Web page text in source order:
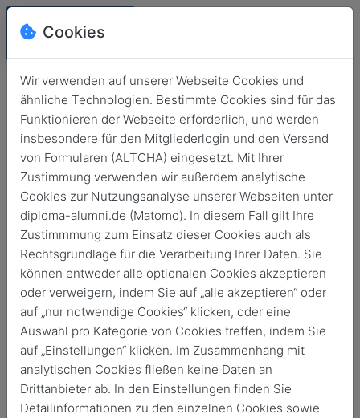
Login
Keine Zugangsdaten?
Login
Jetzt Mitglied werden
Cookies
Wir verwenden auf unserer Webseite Cookies und
ähnliche Technologien. Bestimmte Cookies sind für das
Funktionieren der Webseite erforderlich, und werden
insbesondere für den Mitgliederlogin und den Versand
von Formularen (ALTCHA) eingesetzt. Mit Ihrer
Zustimmung verwenden wir außerdem analytische
Cookies zur Nutzungsanalyse unserer Webseiten unter
diploma-alumni.de (Matomo). In diesem Fall gilt Ihre
Zustimmmung zum Einsatz dieser Cookies auch als
Rechtsgrundlage für die Verarbeitung Ihrer Daten. Sie
können entweder alle optionalen Cookies akzeptieren
oder verweigern, indem Sie auf „alle akzeptieren“ oder
auf „nur notwendige Cookies“ klicken, oder eine
Auswahl pro Kategorie von Cookies treffen, indem Sie
auf „Einstellungen“ klicken. Im Zusammenhang mit
analytischen Cookies fließen keine Daten an
Drittanbieter ab. In den Einstellungen finden Sie
Detailinformationen zu den einzelnen Cookies sowie